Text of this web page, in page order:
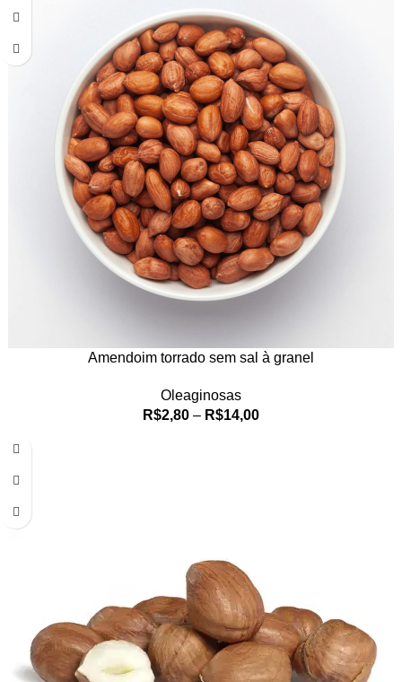
Amendoim torrado sem sal à granel
Oleaginosas
R$2,80 – R$14,00